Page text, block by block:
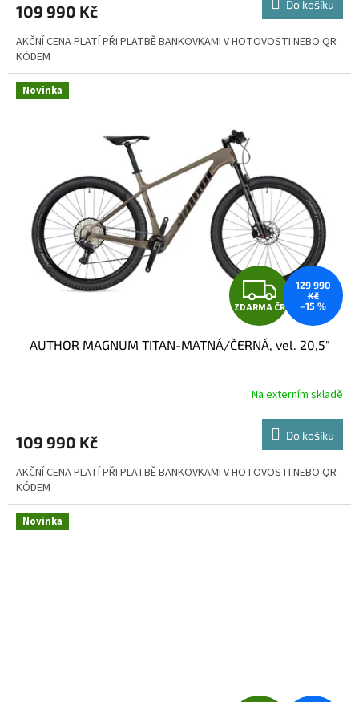
A
109 990 Kč Do košíku
AKČNÍ CENA PLATÍ PŘI PLATBĚ BANKOVKAMI V HOTOVOSTI NEBO QR
KÓDEM
Novinka
Z
D
A
R
M
A
ZDARMA ČR
129 990
Kč
–15 %
AUTHOR MAGNUM TITAN-MATNÁ/ČERNÁ, vel. 20,5"
Na externím skladě
109 990 Kč Do košíku
AKČNÍ CENA PLATÍ PŘI PLATBĚ BANKOVKAMI V HOTOVOSTI NEBO QR
KÓDEM
Novinka